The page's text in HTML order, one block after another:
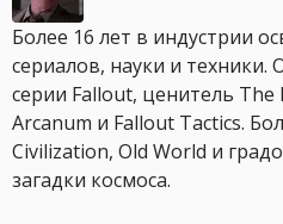
Более 16 лет в индустрии
сериалов, науки и техники.
серии Fallout, ценитель
Arcanum и Fallout Tactics.
Civilization, Old World и
загадки космоса.